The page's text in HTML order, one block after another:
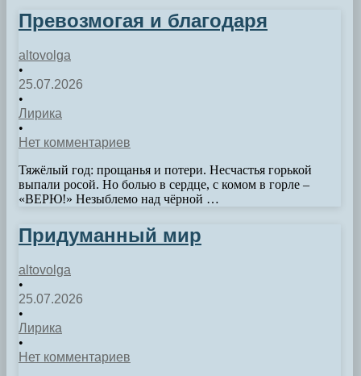
Превозмогая и благодаря
altovolga
•
25.07.2026
•
Лирика
•
Нет комментариев
Тяжёлый год: прощанья и потери. Несчастья горькой
выпали росой. Но болью в сердце, с комом в горле –
«ВЕРЮ!» Незыблемо над чёрной …
Придуманный мир
altovolga
•
25.07.2026
•
Лирика
•
Нет комментариев